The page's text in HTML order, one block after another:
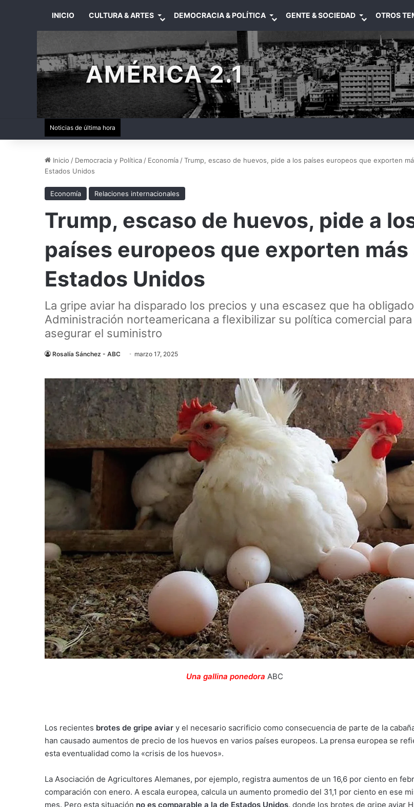
INICIO CULTURA & ARTES DEMOCRACIA & POLÍTICA GENTE & SOCIEDAD OTROS
AMÉRICA 2.1
Noticias de última hora
Inicio / Democracia y Política / Economía /Trump, escaso de huevos, pide a los países europeos que exporten
Estados Unidos
Economía Relaciones internacionales
Trump, escaso de huevos, pide a
países europeos que exporten más
Estados Unidos
La gripe aviar ha disparado los precios y una escasez que ha
Administración norteamericana a flexibilizar su política comercial para
asegurar el suministro
Rosalía Sánchez - ABC marzo 17, 2025
Una gallina ponedora ABC
Los recientes brotes de gripe aviar y el necesario sacrificio como consecuencia de parte de la
han causado aumentos de precio de los huevos en varios países europeos. La prensa europea se
esta eventualidad como la «crisis de los huevos».
La Asociación de Agricultores Alemanes, por ejemplo, registra aumentos de un 16,6 por ciento en
comparación con enero. A escala europea, calcula un aumento promedio del 31,1 por ciento en ese
mes. Pero esta situación no es comparable a la de Estados Unidos, donde los brotes de gripe aviar